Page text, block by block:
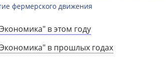
фермерского движения
в этом году
в прошлых годах